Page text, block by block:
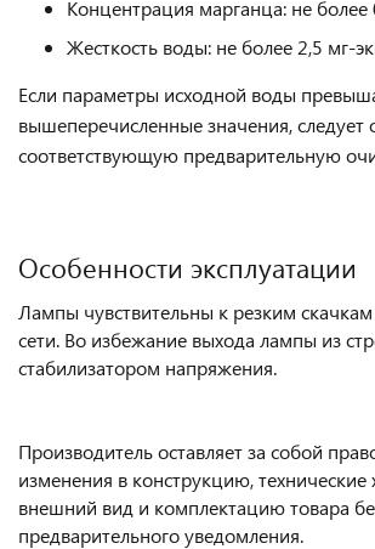
Концентрация марганца: не более
Жесткость воды: не более 2,5 мг-
Если параметры исходной воды
вышеперечисленные значения, следует
соответствующую предварительную
Особенности эксплуатации
Лампы чувствительны к резким
сети. Во избежание выхода лампы из
стабилизатором напряжения.
Производитель оставляет за собой
изменения в конструкцию, технические
внешний вид и комплектацию товара
предварительного уведомления.